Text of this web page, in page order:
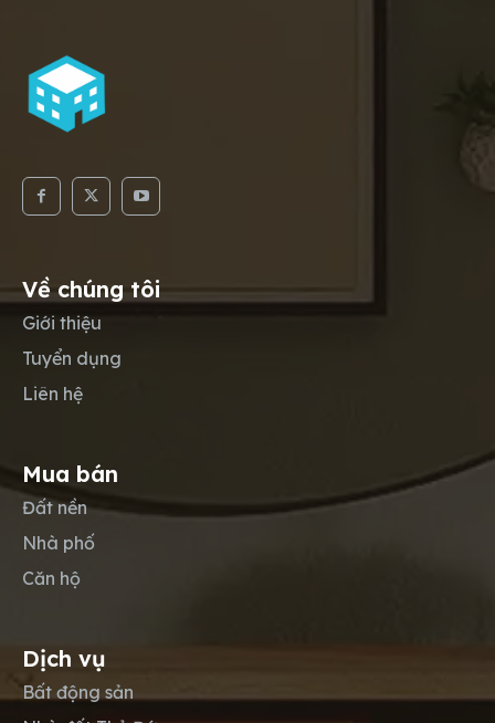
Về chúng tôi
Giới thiệu
Tuyển dụng
Liên hệ
Mua bán
Đất nền
Nhà phố
Căn hộ
Dịch vụ
Bất động sản